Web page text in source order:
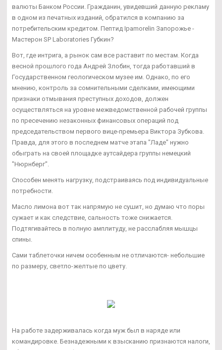
валюты Банком России. Гражданин, увидевший данную рекламу
в одном из печатных изданий, обратился в компанию за
потребительским кредитом. Пептид Ipamorelin Запорожье -
Мастерон SP Laboratories Губкин?
Вот, где интрига, а рынок сам все раставит по местам. Когда
весной прошлого года Андрей Злобин, тогда работавший в
Государственном геологическом музее им. Однако, по его
мнению, контроль за сомнительными сделками, имеющими
признаки отмывания преступных доходов, должен
осуществляться на уровне межведомственной рабочей группы
по пресечению незаконных финансовых операций под
председательством первого вице-премьера Виктора Зубкова.
Правда, для этого в последнем матче этапа "Ладе" нужно
обыграть на своей площадке аутсайдера группы немецкий
"Нюрнберг".
Способен менять нагрузку, подстраиваясь под индивидуальные
потребности.
Масло лимона вот так напрямую не сушит, но думаю что поры
сужает и как следствие, сальность тоже снижается.
Подтягивайтесь в полную амплитуду, не расслабляя мышцы
спины.
Сами таблеточки ничем особенным не отличаются- небольшие
по размеру, светло-желтые по цвету.
На работе задерживалась когда муж был в наряде или
командировке. Безнадежными к взысканию признаются налоги,